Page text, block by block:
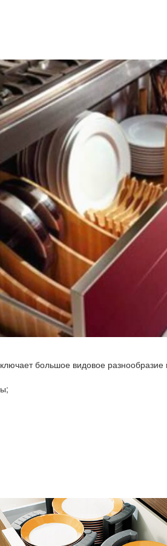
большое видовое